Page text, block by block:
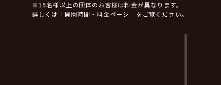
※15名様以上の団体のお客様は料金が異なります。
詳しくは「開園時間・料金ページ」をご覧ください。